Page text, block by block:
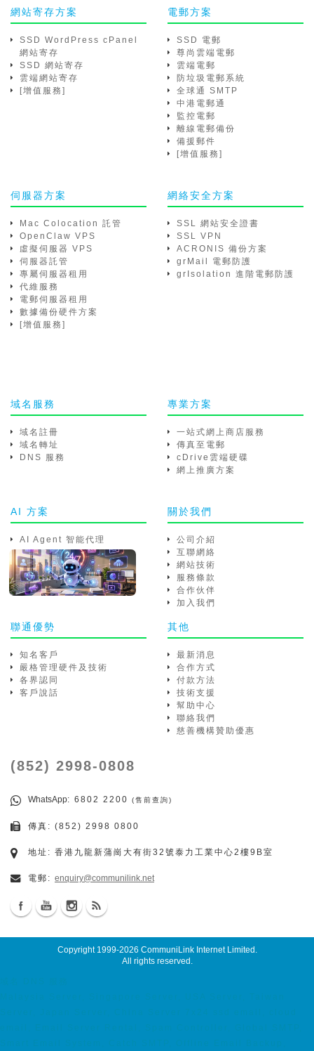
網站寄存方案
SSD WordPress cPanel
網站寄存
SSD 網站寄存
雲端網站寄存
[增值服務]
電郵方案
SSD 電郵
尊尚雲端電郵
雲端電郵
防垃圾電郵系統
全球通 SMTP
中港電郵通
監控電郵
離線電郵備份
備援郵件
[增值服務]
伺服器方案
Mac Colocation 託管
OpenClaw VPS
虛擬伺服器 VPS
伺服器託管
專屬伺服器租用
代維服務
電郵伺服器租用
數據備份硬件方案
[增值服務]
網絡安全方案
SSL 網站安全證書
SSL VPN
ACRONIS 備份方案
grMail 電郵防護
grIsolation 進階電郵防護
域名服務
域名註冊
域名轉址
DNS 服務
專業方案
一站式網上商店服務
傳真至電郵
cDrive雲端硬碟
網上推廣方案
AI 方案
AI Agent 智能代理
關於我們
公司介紹
互聯網絡
網站技術
服務條款
合作伙伴
加入我們
聯通優勢
知名客戶
嚴格管理硬件及技術
各界認同
客戶說話
其他
最新消息
合作方式
付款方法
技術支援
幫助中心
聯絡我們
慈善機構贊助優惠
(852) 2998-0808
WhatsApp: 6802 2200 (售前查詢)
傳真: (852) 2998 0800
地址: 香港九龍新蒲崗大有街32號泰力工業中心2樓9B室
電郵: enquiry@communilink.net
Copyright 1999-2026 CommuniLink Internet Limited .
All rights reserved.